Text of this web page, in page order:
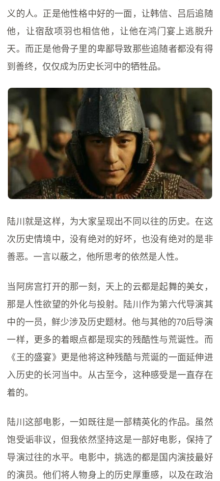
义的人。正是他性格中好的一面，让韩信、吕后追随
他，让宿敌项羽也相信他，让他在鸿门宴上逃脱升
天。而正是他骨子里的卑鄙导致那些追随者都没有得
到善终，仅仅成为历史长河中的牺牲品。
陆川就是这样，为大家呈现出不同以往的历史。在这
次历史情境中，没有绝对的好坏，也没有绝对的是非
善恶。一言以蔽之，他所思考的依然是人性。
当阿房宫打开的那一刻，天上的云都是起舞的美女，
那是人性欲望的外化与投射。陆川作为第六代导演其
中的一员，鲜少涉及历史题材。他与其他的70后导演
一样，更多的着眼点都是现实的残酷性与荒诞性。而
《王的盛宴》更是他将这种残酷与荒诞的一面延伸进
入历史的长河当中。从古至今，这种感受是一直存在
着的。
陆川这部电影，一如既往是一部精英化的作品。虽然
饱受诟非议，但我依然坚持这是一部好电影，保持了
导演过往的水平。电影中，挑选的都是国内演技最好
的演员。他们将人物身上的历史厚重感，以及在政治